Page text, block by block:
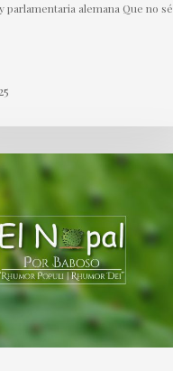
parlamentaria alemana Que no sé